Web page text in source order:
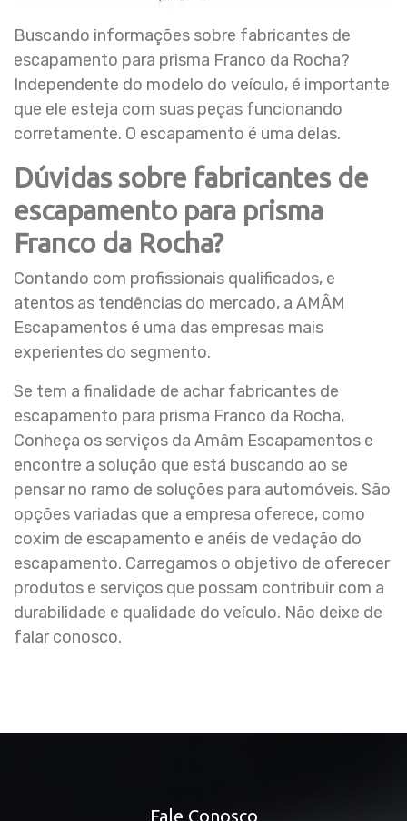
Buscando informações sobre fabricantes de
escapamento para prisma Franco da Rocha?
Independente do modelo do veículo, é importante
que ele esteja com suas peças funcionando
corretamente. O escapamento é uma delas.
Dúvidas sobre fabricantes de
escapamento para prisma
Franco da Rocha?
Contando com profissionais qualificados, e
atentos as tendências do mercado, a AMÂM
Escapamentos é uma das empresas mais
experientes do segmento.
Se tem a finalidade de achar fabricantes de
escapamento para prisma Franco da Rocha,
Conheça os serviços da Amâm Escapamentos e
encontre a solução que está buscando ao se
pensar no ramo de soluções para automóveis. São
opções variadas que a empresa oferece, como
coxim de escapamento e anéis de vedação do
escapamento. Carregamos o objetivo de oferecer
produtos e serviços que possam contribuir com a
durabilidade e qualidade do veículo. Não deixe de
falar conosco.
Fale Conosco